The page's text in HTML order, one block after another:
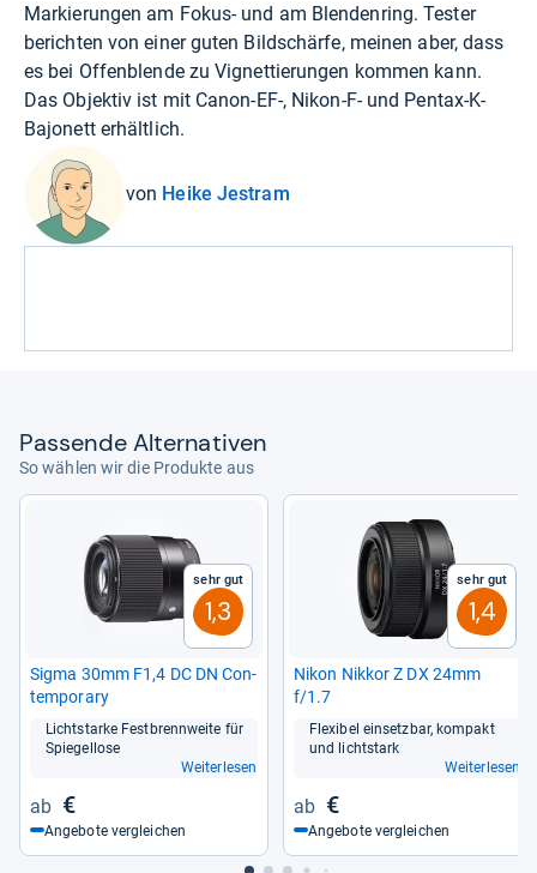
Markierungen am Fokus- und am Blendenring. Tester
berichten von einer guten Bildschärfe, meinen aber, dass
es bei Offenblende zu Vignettierungen kommen kann.
Das Objektiv ist mit Canon-EF-, Nikon-F- und Pentax-K-
Bajonett erhältlich.
von Heike Jestram
Pas­sende Alter­na­ti­ven
So wählen wir die Produkte aus
Sehr gut
1,3
Sigma 30mm F1,4 DC DN Con­
tem­po­rary
Licht­starke Fest­brenn­weite für
Spie­gel­lose
Weiterlesen
€
Angebote vergleichen
Sehr gut
1,4
Nikon Nik­kor Z DX 24mm
f/1.7
Fle­xi­bel ein­setz­bar, kom­pakt
und licht­stark
Weiterlesen
€
Angebote vergleichen